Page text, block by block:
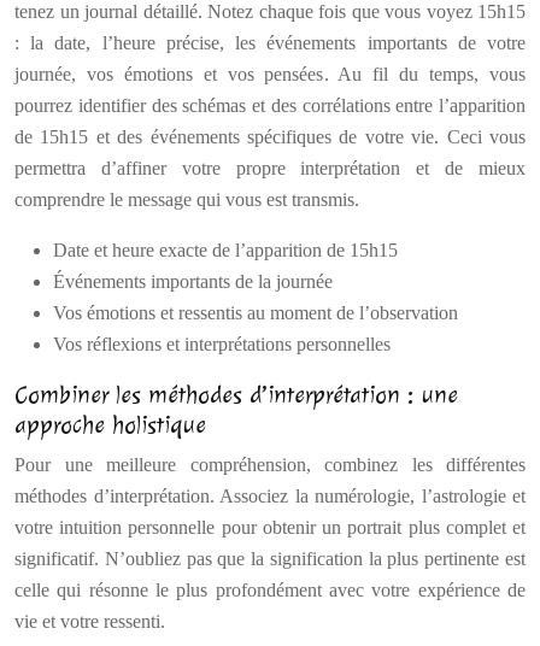
tenez un journal détaillé. Notez chaque fois que vous voyez 15h15
: la date, l’heure précise, les événements importants de votre
journée, vos émotions et vos pensées. Au fil du temps, vous
pourrez identifier des schémas et des corrélations entre l’apparition
de 15h15 et des événements spécifiques de votre vie. Ceci vous
permettra d’affiner votre propre interprétation et de mieux
comprendre le message qui vous est transmis.
Date et heure exacte de l’apparition de 15h15
Événements importants de la journée
Vos émotions et ressentis au moment de l’observation
Vos réflexions et interprétations personnelles
Combiner les méthodes d’interprétation : une
approche holistique
Pour une meilleure compréhension, combinez les différentes
méthodes d’interprétation. Associez la numérologie, l’astrologie et
votre intuition personnelle pour obtenir un portrait plus complet et
significatif. N’oubliez pas que la signification la plus pertinente est
celle qui résonne le plus profondément avec votre expérience de
vie et votre ressenti.